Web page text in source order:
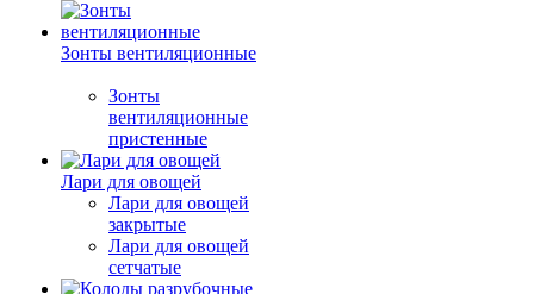
Зонты вентиляционные
Зонты
вентиляционные
пристенные
Лари для овощей
Лари для овощей
закрытые
Лари для овощей
сетчатые